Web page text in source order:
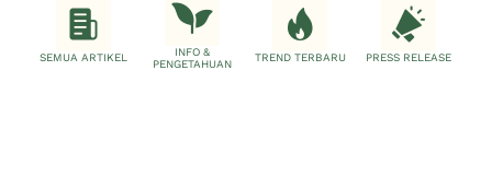
SEMUA ARTIKEL
INFO &
PENGETAHUAN
TREND TERBARU PRESS RELEASE